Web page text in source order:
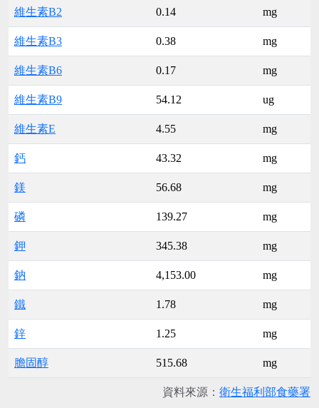
維生素B2 0.14 mg
維生素B3 0.38 mg
維生素B6 0.17 mg
維生素B9 54.12 ug
維生素E 4.55 mg
鈣 43.32 mg
鎂 56.68 mg
磷 139.27 mg
鉀 345.38 mg
鈉 4,153.00 mg
鐵 1.78 mg
鋅 1.25 mg
膽固醇 515.68 mg
資料來源： 衛生福利部食藥署